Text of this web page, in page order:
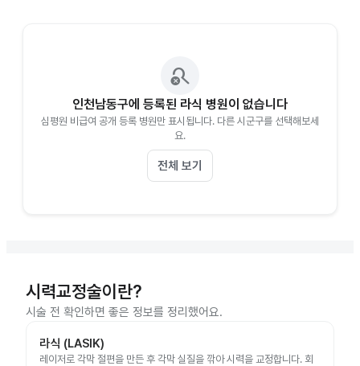
search_off
인천남동구에 등록된 라식 병원이 없습니다
심평원 비급여 공개 등록 병원만 표시됩니다. 다른 시군구를 선택해보세
요.
전체 보기
시력교정술이란?
시술 전 확인하면 좋은 정보를 정리했어요.
라식 (LASIK)
레이저로 각막 절편을 만든 후 각막 실질을 깎아 시력을 교정합니다. 회